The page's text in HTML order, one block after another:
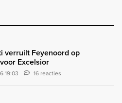
verruilt Feyenoord op
Excelsior
19:03 16 reacties